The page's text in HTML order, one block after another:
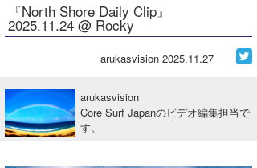
ログイン
波情報･概況
WAVE HUNTER 波予想ツール
『North Shore Daily Clip』
2025.11.24 @ Rocky
arukasvision 2025.11.27
arukasvision
Core Surf Japanのビデオ編集担当で
す。
Core Surf Japan
アート＆エンタメ